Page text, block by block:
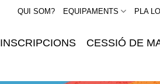
QUI SOM? EQUIPAMENTS PLA
INSCRIPCIONS CESSIÓ DE